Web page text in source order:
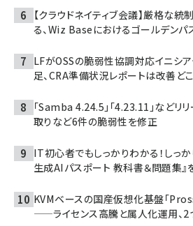
【クラウドネイティブ会議】厳格な
る、Wiz Baseにおけるゴールデンパ
LFがOSSの脆弱性協調対応イニシ
足、CRA準備状況レポートは改善ど
「Samba 4.24.5」「4.23.11」などリ
取りなど6件の脆弱性を修正
IT初心者でもしっかりわかる！しっ
生成AIパスポート 教科書＆問題集』
KVMベースの国産仮想化基盤「
——ライセンス高騰と属人化運用、